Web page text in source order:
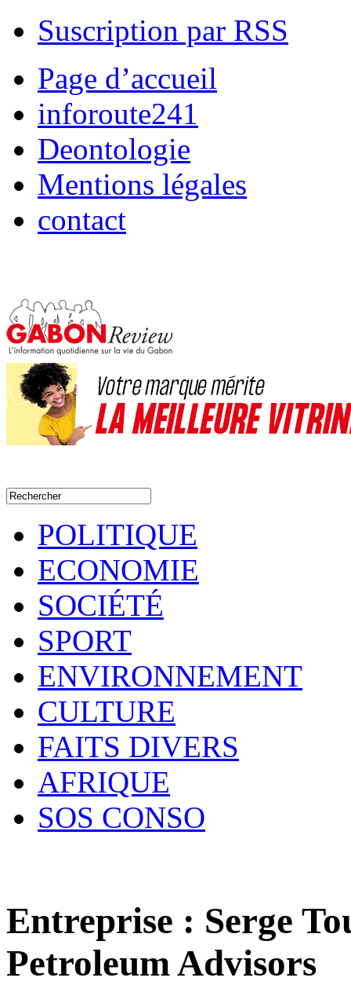
Suscription par RSS
Page d’accueil
inforoute241
Deontologie
Mentions légales
contact
POLITIQUE
ECONOMIE
SOCIÉTÉ
SPORT
ENVIRONNEMENT
CULTURE
FAITS DIVERS
AFRIQUE
SOS CONSO
Entreprise : Serge
Petroleum Advisors